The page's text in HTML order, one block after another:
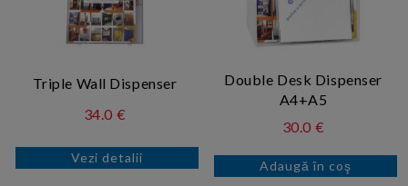
Triple Wall Dispenser
34.0 €
Vezi detalii
Double Desk Dispenser
A4+A5
30.0 €